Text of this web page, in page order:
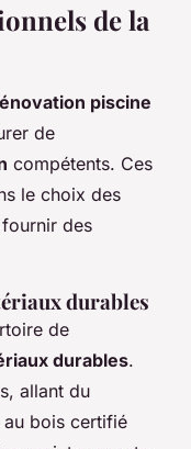
de la
piscine
de
compétents. Ces
le choix des
des
durables
de
durables.
allant du
bois certifié